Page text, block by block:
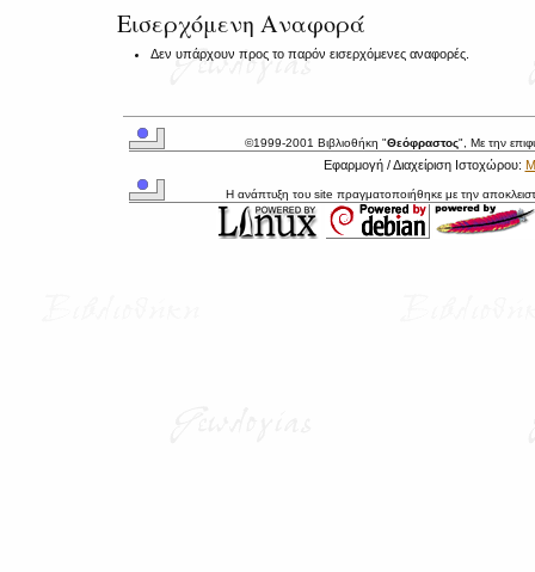
Εισερχόμενη Αναφορά
Δεν υπάρχουν προς το παρόν εισερχόμενες αναφορές.
©1999-2001 Βιβλιοθήκη "Θεόφραστος", Με την
Εφαρμογή / Διαχείριση Ιστοχώρου:
Η ανάπτυξη του site πραγματοποιήθηκε με την